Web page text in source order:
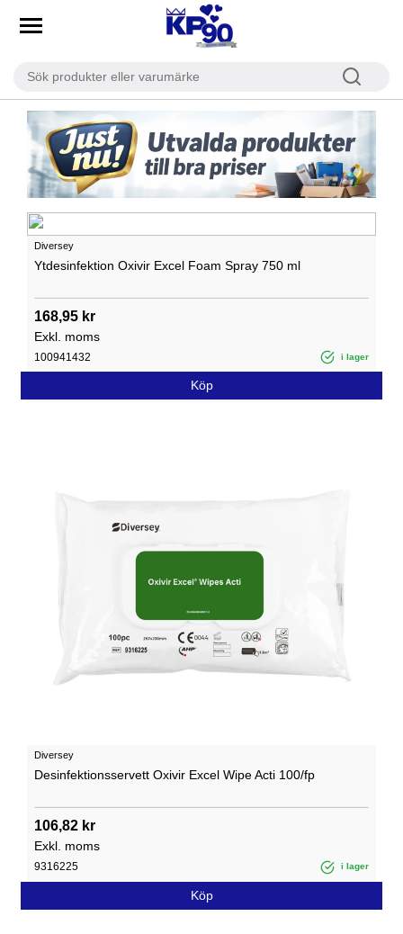
Diversey
Ytdesinfektion Oxivir Excel Foam Spray 750 ml
168,95 kr
Exkl. moms
100941432 i lager
Köp
Diversey
Desinfektionsservett Oxivir Excel Wipe Acti 100/fp
106,82 kr
Exkl. moms
9316225 i lager
Köp